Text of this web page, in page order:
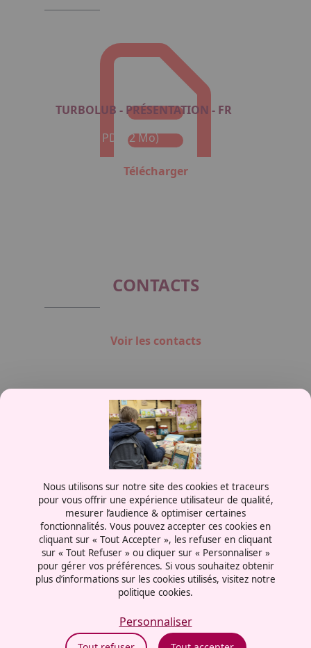
TURBOLUB - PRÉSENTATION - FR
Format : PDF (2 Mo)
Télécharger
CONTACTS
Voir les contacts
0387556600
Rue de la Grange aux Bois
57070 - Metz
France
Politiques de confidentialité
Nous utilisons sur notre site des cookies et traceurs
pour vous offrir une expérience utilisateur de qualité,
mesurer l’audience & optimiser certaines
fonctionnalités. Vous pouvez accepter ces cookies en
cliquant sur « Tout Accepter », les refuser en cliquant
sur « Tout Refuser » ou cliquer sur « Personnaliser »
pour gérer vos préférences. Si vous souhaitez obtenir
plus d’informations sur les cookies utilisés, visitez notre
politique cookies.
Personnaliser